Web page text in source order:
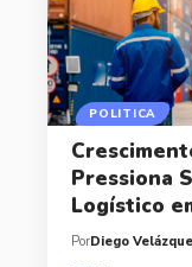
POLITICA
Pressiona
Logístico
PorDiego